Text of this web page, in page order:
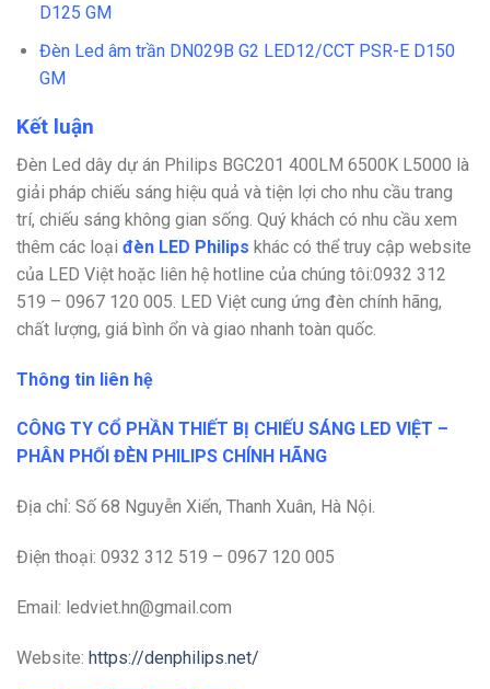
D125 GM
Đèn Led âm trần DN029B G2 LED12/CCT PSR-E D150
GM
Kết luận
Đèn Led dây dự án Philips BGC201 400LM 6500K L5000 là
giải pháp chiếu sáng hiệu quả và tiện lợi cho nhu cầu trang
trí, chiếu sáng không gian sống. Quý khách có nhu cầu xem
thêm các loại đèn LED Philips khác có thể truy cập website
của LED Việt hoặc liên hệ hotline của chúng tôi:0932 312
519 – 0967 120 005. LED Việt cung ứng đèn chính hãng,
chất lượng, giá bình ổn và giao nhanh toàn quốc.
Thông tin liên hệ
CÔNG TY CỔ PHẦN THIẾT BỊ CHIẾU SÁNG LED VIỆT –
PHÂN PHỐI ĐÈN PHILIPS CHÍNH HÃNG
Địa chỉ: Số 68 Nguyễn Xiển, Thanh Xuân, Hà Nội.
Điện thoại: 0932 312 519 – 0967 120 005
Email: ledviet.hn@gmail.com
Website: https://denphilips.net/